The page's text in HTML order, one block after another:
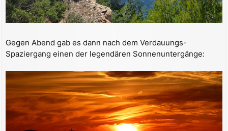
Gegen Abend gab es dann nach dem Verdauungs-
Spaziergang einen der legendären Sonnenuntergänge: